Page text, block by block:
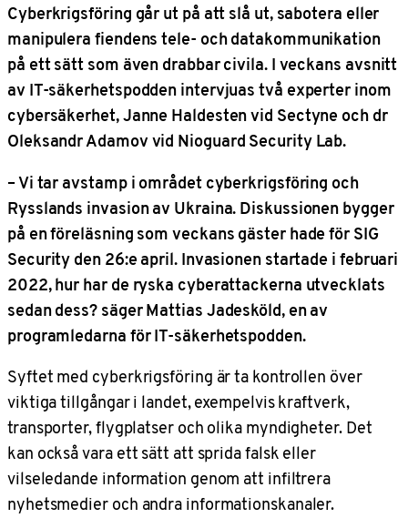
Cyberkrigsföring går ut på att slå ut, sabotera eller
manipulera fiendens tele- och datakommunikation
på ett sätt som även drabbar civila. I veckans avsnitt
av IT-säkerhetspodden intervjuas två experter inom
cybersäkerhet, Janne Haldesten vid Sectyne och dr
Oleksandr Adamov vid Nioguard Security Lab.
– Vi tar avstamp i området cyberkrigsföring och
Rysslands invasion av Ukraina. Diskussionen bygger
på en föreläsning som veckans gäster hade för SIG
Security den 26:e april. Invasionen startade i februari
2022, hur har de ryska cyberattackerna utvecklats
sedan dess? säger Mattias Jadesköld, en av
programledarna för IT-säkerhetspodden.
Syftet med cyberkrigsföring är ta kontrollen över
viktiga tillgångar i landet, exempelvis kraftverk,
transporter, flygplatser och olika myndigheter. Det
kan också vara ett sätt att sprida falsk eller
vilseledande information genom att infiltrera
nyhetsmedier och andra informationskanaler.